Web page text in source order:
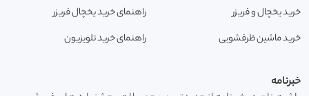
خرید یخچال و فریزر
خرید ماشین ظرفشویی
راهنمای خرید یخچال فریزر
راهنمای خرید تلویزیون
خبرنامه